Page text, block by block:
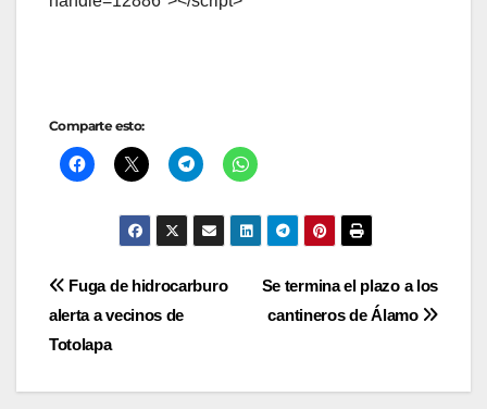
Comparte esto:
Navegación
de
entradas
Se termina el plazo a los
cantineros de Álamo
Fuga de hidrocarburo
alerta a vecinos de
Totolapa